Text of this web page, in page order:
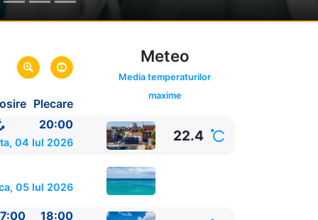
Plecare
Meteo
Media temperaturilor
maxime
20:00
04 Iul 2026 22.4
05 Iul 2026
18:00